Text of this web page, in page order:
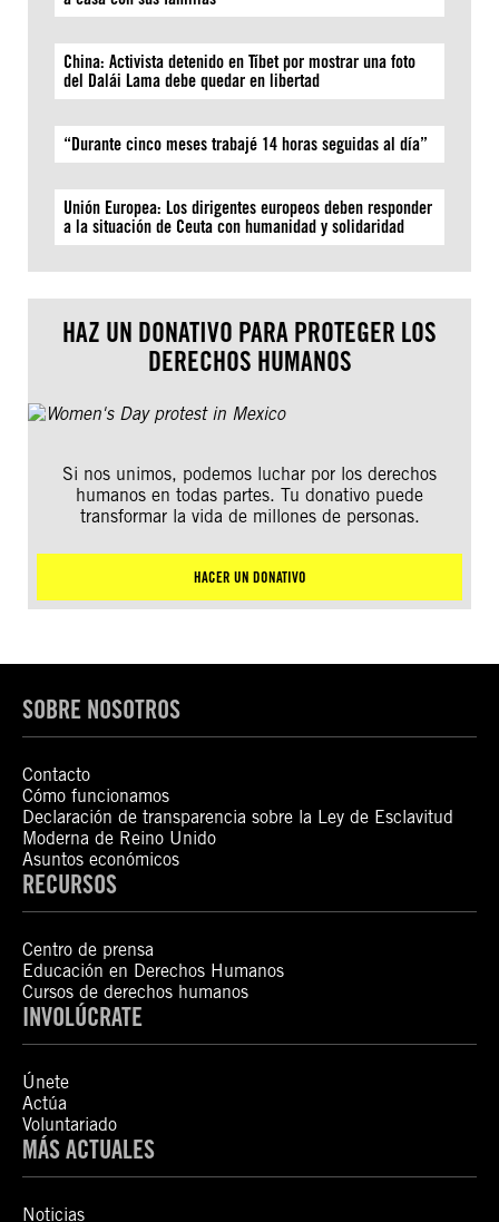
China: Activista detenido en Tíbet por mostrar una foto
del Dalái Lama debe quedar en libertad
“Durante cinco meses trabajé 14 horas seguidas al día”
Unión Europea: Los dirigentes europeos deben responder
a la situación de Ceuta con humanidad y solidaridad
HAZ UN DONATIVO PARA PROTEGER LOS
DERECHOS HUMANOS
Si nos unimos, podemos luchar por los derechos
humanos en todas partes. Tu donativo puede
transformar la vida de millones de personas.
HACER UN DONATIVO
SOBRE NOSOTROS
Contacto
Cómo funcionamos
Declaración de transparencia sobre la Ley de Esclavitud
Moderna de Reino Unido
Asuntos económicos
RECURSOS
Centro de prensa
Educación en Derechos Humanos
Cursos de derechos humanos
INVOLÚCRATE
Únete
Actúa
Voluntariado
MÁS ACTUALES
Noticias